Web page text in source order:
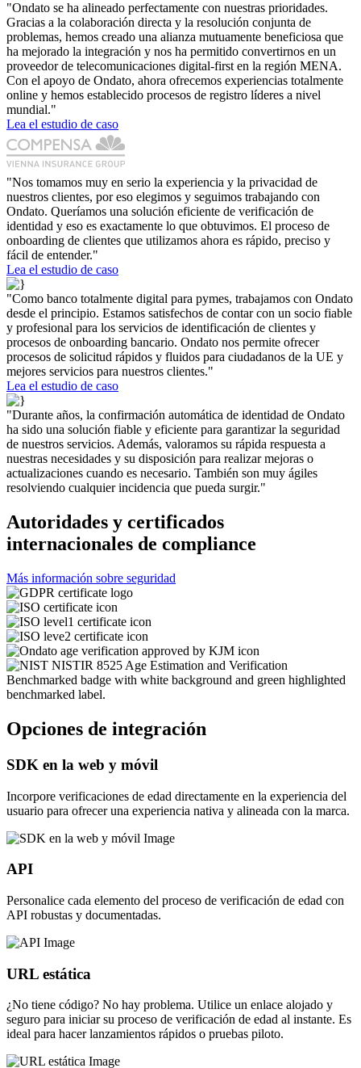
"Ondato se ha alineado perfectamente con nuestras prioridades.
Gracias a la colaboración directa y la resolución conjunta de
problemas, hemos creado una alianza mutuamente beneficiosa que
ha mejorado la integración y nos ha permitido convertirnos en un
proveedor de telecomunicaciones digital-first en la región MENA.
Con el apoyo de Ondato, ahora ofrecemos experiencias totalmente
online y hemos establecido procesos de registro líderes a nivel
mundial."
Lea el estudio de caso
"Nos tomamos muy en serio la experiencia y la privacidad de
nuestros clientes, por eso elegimos y seguimos trabajando con
Ondato. Queríamos una solución eficiente de verificación de
identidad y eso es exactamente lo que obtuvimos. El proceso de
onboarding de clientes que utilizamos ahora es rápido, preciso y
fácil de entender."
Lea el estudio de caso
"Como banco totalmente digital para pymes, trabajamos con Ondato
desde el principio. Estamos satisfechos de contar con un socio fiable
y profesional para los servicios de identificación de clientes y
procesos de onboarding bancario. Ondato nos permite ofrecer
procesos de solicitud rápidos y fluidos para ciudadanos de la UE y
mejores servicios para nuestros clientes."
Lea el estudio de caso
"Durante años, la confirmación automática de identidad de Ondato
ha sido una solución fiable y eficiente para garantizar la seguridad
de nuestros servicios. Además, valoramos su rápida respuesta a
nuestras necesidades y su disposición para realizar mejoras o
actualizaciones cuando es necesario. También son muy ágiles
resolviendo cualquier incidencia que pueda surgir."
Autoridades y certificados
internacionales de compliance
Más información sobre seguridad
Opciones de integración
SDK en la web y móvil
Incorpore verificaciones de edad directamente en la experiencia del
usuario para ofrecer una experiencia nativa y alineada con la marca.
API
Personalice cada elemento del proceso de verificación de edad con
API robustas y documentadas.
URL estática
¿No tiene código? No hay problema. Utilice un enlace alojado y
seguro para iniciar su proceso de verificación de edad al instante. Es
ideal para hacer lanzamientos rápidos o pruebas piloto.